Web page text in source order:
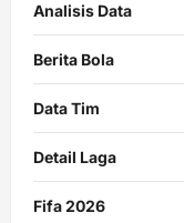
Analisis Data
Berita Bola
Data Tim
Detail Laga
Fifa 2026